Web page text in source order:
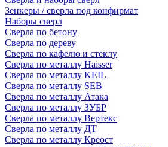
Зенкеры / сверла под конфирмат
Наборы сверл
Сверла по бетону
Сверла по дереву
Сверла по кафелю и стеклу
Сверла по металлу Haisser
Сверла по металлу KEIL
Сверла по металлу SEB
Сверла по металлу Атака
Сверла по металлу ЗУБР
Сверла по металлу Вертекс
Сверла по металлу ДТ
Сверла по металлу Креост